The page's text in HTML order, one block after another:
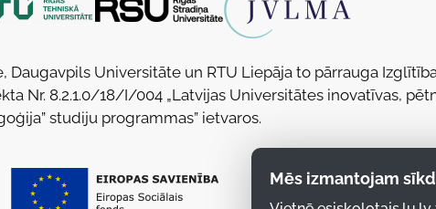
Daugavpils Universitāte un RTU Liepāja to pārrauga
Nr. 8.2.1.0/18/I/004 „Latvijas Universitātes inovatīvas,
studiju programmas” ietvaros.
Mēs izmantojam